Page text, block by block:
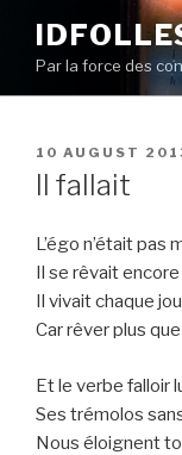
contentPar la force des
POSTED
ON
10 AUGUST
Il fallait
L’égo n’était
Il se rêvait
Il vivait chaque
Car rêver plus
Et le verbe falloir
Ses trémolos
Nous éloignent